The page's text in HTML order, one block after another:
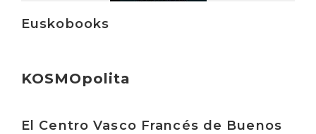
Euskobooks
KOSMOpolita
El Centro Vasco Francés de Buenos